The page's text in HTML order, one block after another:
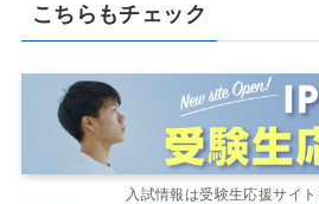
こちらもチェック
入試情報は受験生応援サイト